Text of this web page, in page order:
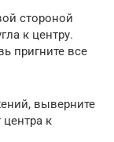
стороной
к центру.
пригните все
выверните
к